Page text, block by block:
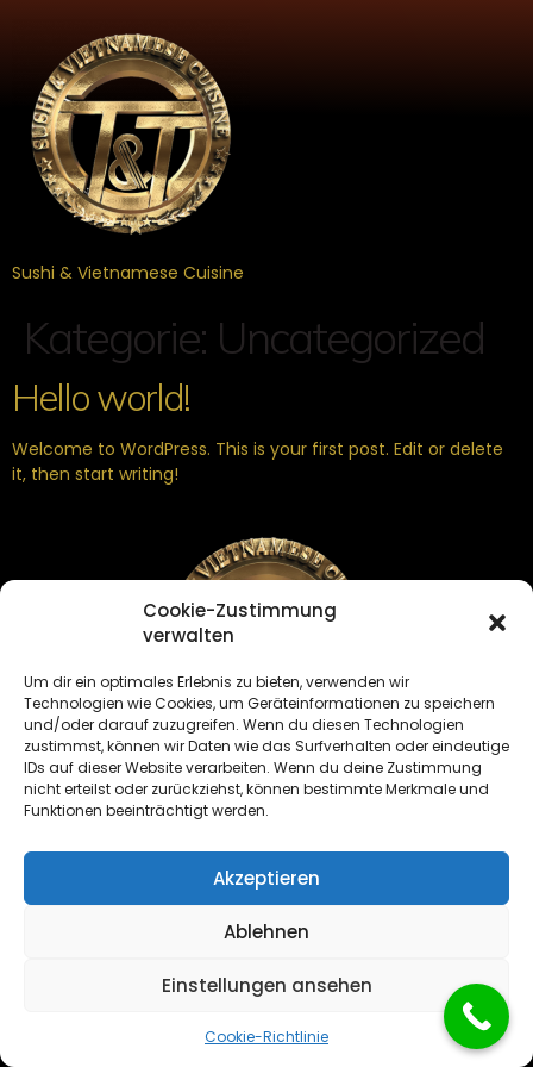
Cookie-Zustimmung
verwalten
Um dir ein optimales Erlebnis zu bieten, verwenden wir
Technologien wie Cookies, um Geräteinformationen zu speichern
und/oder darauf zuzugreifen. Wenn du diesen Technologien
zustimmst, können wir Daten wie das Surfverhalten oder eindeutige
IDs auf dieser Website verarbeiten. Wenn du deine Zustimmung
nicht erteilst oder zurückziehst, können bestimmte Merkmale und
Funktionen beeinträchtigt werden.
Akzeptieren
Ablehnen
Einstellungen ansehen
Cookie-Richtlinie
Sushi & Vietnamese Cuisine
Kategorie: Uncategorized
Hello world!
Welcome to WordPress. This is your first post. Edit or delete
it, then start writing!
Sushi & Vietnamese Cuisine
All rights reserved